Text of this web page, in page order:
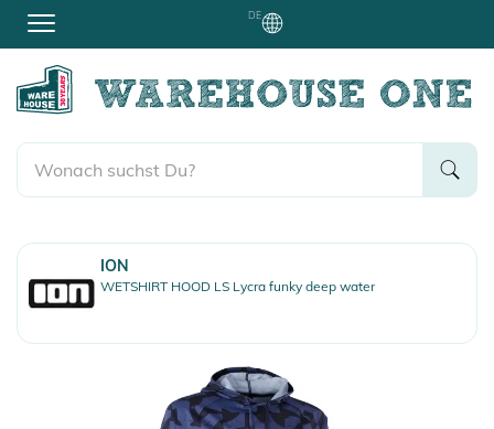
DE
ION
WETSHIRT HOOD LS Lycra funky deep water